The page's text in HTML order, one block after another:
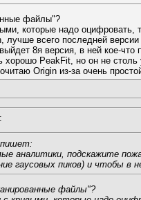
файлы"?
которые надо
лучше всего последней
8я версия, в ней кое-
хорошо PeakFit, но он не
Origin из-за очень
пишет:
аналитики, подскажите
гаусовых пиков) и чтобы в
файлы"?